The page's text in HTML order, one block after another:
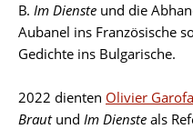
B. Im Dienste und die
Aubanel ins Französische
Gedichte ins Bulgarische.
2022 dienten Olivier
Brautund Im Dienste als